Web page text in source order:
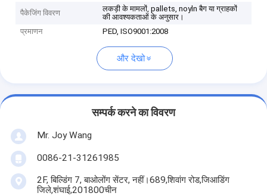
पैकेजिंग विवरण
लकड़ी के मामलों, pallets, noyln बैग या ग्राहकों
की आवश्यकताओं के अनुसार।
प्रमाणन
PED, ISO9001:2008
और देखो
सम्पर्क करने का विवरण
Mr. Joy Wang
0086-21-31261985
2F, बिल्डिंग 7, बाओलोंग सेंटर, नहीं।689,शिवांग रोड,जिआडिंग
जिले,शंघाई,201800चीन